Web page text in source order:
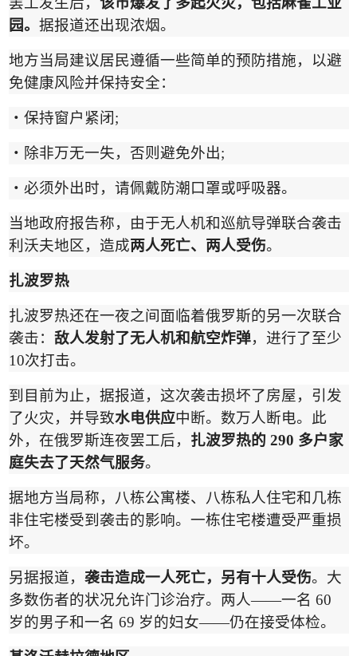
园。 据报道还出现浓烟。
地方当局建议居民遵循一些简单的预防措施，以避
免健康风险并保持安全：
・ 保持窗户紧闭;
・ 除非万无一失，否则避免外出;
・ 必须外出时，请佩戴防潮口罩或呼吸器。
当地政府报告称，由于无人机和巡航导弹联合袭击
利沃夫地区，造成两人死亡、两人受伤。
扎波罗热
扎波罗热还在一夜之间面临着俄罗斯的另一次联合
袭击： 敌人发射了无人机和航空炸弹，进行了至少
10次打击。
到目前为止，据报道，这次袭击损坏了房屋，引发
了火灾，并导致水电供应中断。数万人断电。此
外，在俄罗斯连夜罢工后， 扎波罗热的 290 多户家
庭失去了天然气服务。
据地方当局称，八栋公寓楼、八栋私人住宅和几栋
非住宅楼受到袭击的影响。一栋住宅楼遭受严重损
坏。
另据报道， 袭击造成一人死亡，另有十人受伤。大
多数伤者的状况允许门诊治疗。两人——一名 60
岁的男子和一名 69 岁的妇女——仍在接受体检。